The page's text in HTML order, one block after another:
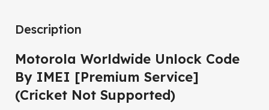
Description
Motorola Worldwide Unlock Code
By IMEI [Premium Service]
(Cricket Not Supported)